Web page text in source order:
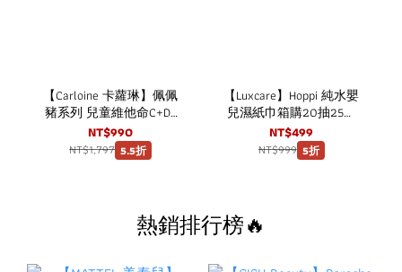
【Carloine 卡蘿琳】佩佩
豬系列 兒童維他命C+D3
口嚼錠 草莓口味 (150粒/
盒) 3盒超值組
NT$990
NT$1,797 5.5折
【Luxcare】Hoppi 純水嬰
兒濕紙巾箱購20抽25包
入升級款
NT$499
NT$999 5折
熱銷排行榜🔥